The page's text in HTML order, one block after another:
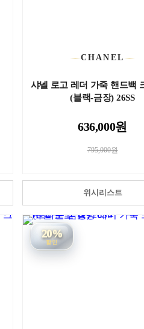
CHANEL
샤넬 로고 레더 가죽 핸드백
(블랙-금장) 26SS
636,000원
795,000원
위시리스트
20%
할인